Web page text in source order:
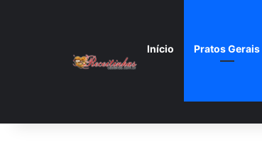
Início Pratos Gerais